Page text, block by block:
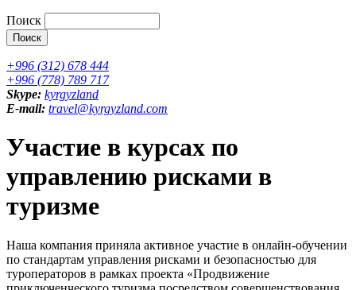
Поиск
+996 (312) 678 444
+996 (778) 789 717
Skype: kyrgyzland
E-mail: travel@kyrgyzland.com
Участие в курсах по
управлению рисками в
туризме
Наша компания приняла активное участие в онлайн-обучении
по стандартам управления рисками и безопасностью для
туроператоров в рамках проекта «Продвижение